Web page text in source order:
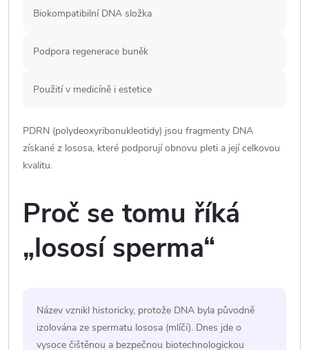
Biokompatibilní DNA složka
Podpora regenerace buněk
Použití v medicíně i estetice
PDRN (polydeoxyribonukleotidy) jsou fragmenty DNA
získané z lososa, které podporují obnovu pleti a její celkovou
kvalitu.
Proč se tomu říká
„lososí sperma“
Název vznikl historicky, protože DNA byla původně
izolována ze spermatu lososa (mlíčí). Dnes jde o
vysoce čištěnou a bezpečnou biotechnologickou